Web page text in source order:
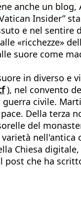
anche un
Insider”
e nel sentire
«ricchezze»
suore come
in diverso e
), nel convento
civile.
Della terza
del
nell'antica
Chiesa
che ha